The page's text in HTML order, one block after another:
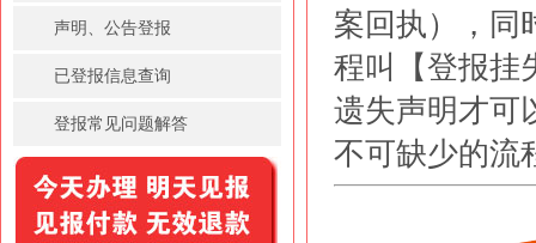
房屋租赁凭证登报
声明、公告登报
已登报信息查询
登报常见问题解答
案回执），同
程叫【登报挂
遗失声明才可
不可缺少的流